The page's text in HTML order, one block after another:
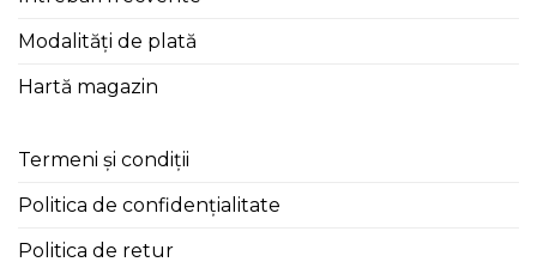
Modalități de plată
Hartă magazin
Termeni și condiții
Politica de confidențialitate
Politica de retur